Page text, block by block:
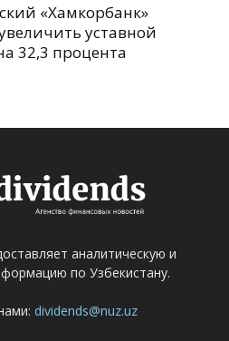
«Хамкорбанк»
уставной
32,3 процента
аналитическую и
по Узбекистану.
dividends@nuz.uz